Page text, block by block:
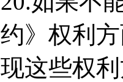
约》权利
现这些权